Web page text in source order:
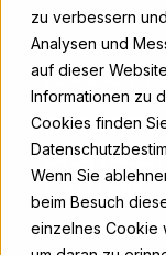
zu verbessern
Analysen und
auf dieser
Informationen zu
Cookies finden
Wenn Sie
beim Besuch
einzelnes Cookie
BONPAGO
BUSINESS
DIGITALE
SYSTEM